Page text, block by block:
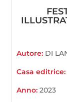
Autore: DI
Casa editrice:
Anno:2023